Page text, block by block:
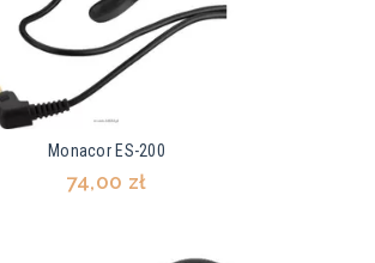
Monacor ES-200
74,00 zł